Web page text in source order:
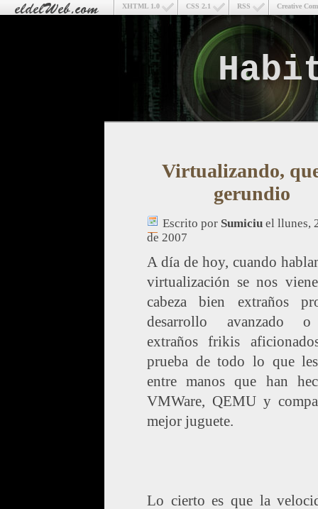
Creative
RSS
CSS 2.1
XHTML 1.0
Virtualizando,
gerundio
Escrito por Sumiciu el llunes,
de 2007
A día de hoy, cuando
virtualización se nos
cabeza bien extraños
desarrollo avanzado
extraños frikis
prueba de todo lo que
entre manos que han
VMWare, QEMU y
mejor juguete.
Lo cierto es que la